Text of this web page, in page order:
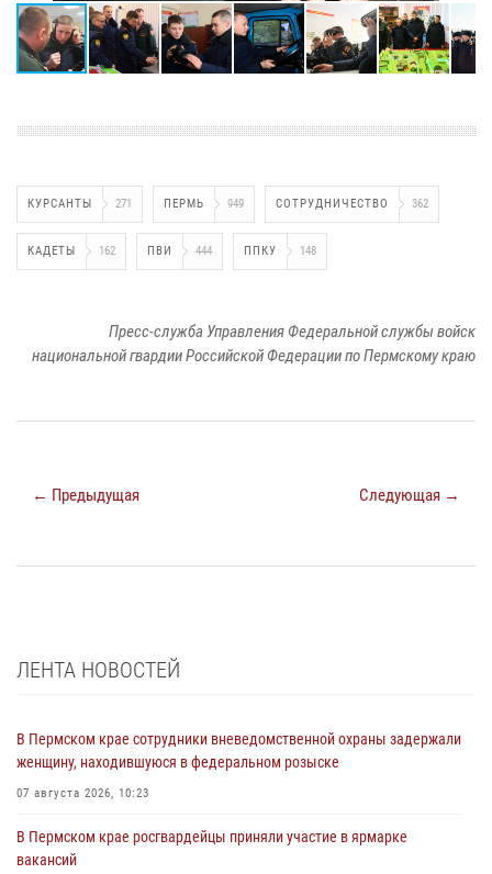
КУРСАНТЫ 271 ПЕРМЬ 949 СОТРУДНИЧЕСТВО 362
КАДЕТЫ 162 ПВИ 444 ППКУ 148
Пресс-служба Управления Федеральной службы войск
национальной гвардии Российской Федерации по Пермскому краю
← Предыдущая Следующая →
ЛЕНТА НОВОСТЕЙ
В Пермском крае сотрудники вневедомственной охраны задержали
женщину, находившуюся в федеральном розыске
07 августа 2026, 10:23
В Пермском крае росгвардейцы приняли участие в ярмарке
вакансий